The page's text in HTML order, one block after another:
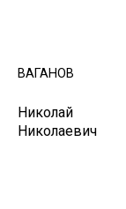
ВАГАНОВ
Николай
Николаевич